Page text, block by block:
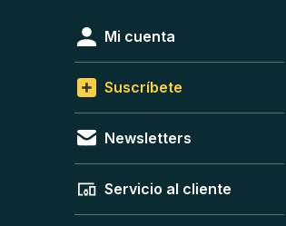
Mi cuenta
Suscríbete
Newsletters
Servicio al cliente